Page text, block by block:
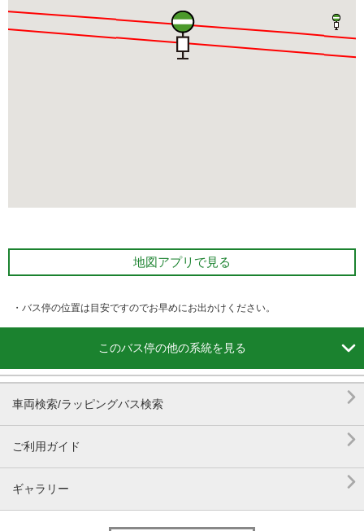
地図アプリで見る
・バス停の位置は目安ですのでお早めにお出かけください。
このバス停の他の系統を見る 
車両検索/ラッピングバス検索 
ご利用ガイド 
ギャラリー 